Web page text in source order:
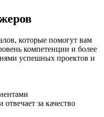
которые помогут вам
компетенции и более
успешных проектов и
за качество